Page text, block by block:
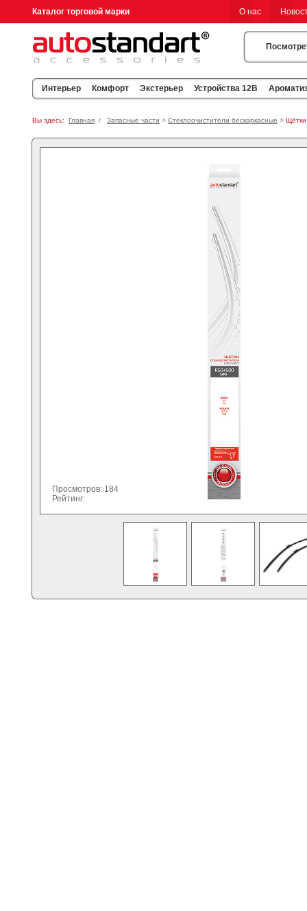
Каталог торговой марки О нас
Интерьер Комфорт Экстерьер Устройства 12В
Вы здесь: Главная / Запасные части > Стеклоочистители бескаркасные > Щётки
Просмотров: 184
Рейтинг: